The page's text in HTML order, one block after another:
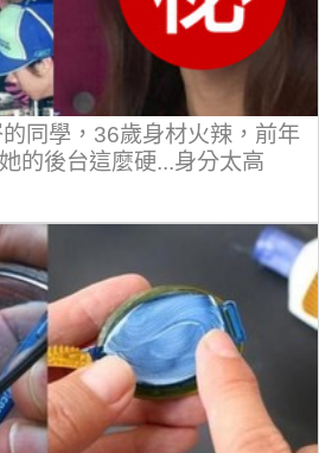
同學，36歲身材火辣，前年
的後台這麼硬...身分太高